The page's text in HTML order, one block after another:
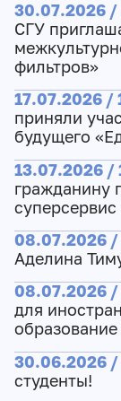
30.07.2026 /
СГУ
фильтров»
17.07.2026 /
приняли
будущего
13.07.2026 /
гражданину
08.07.2026 /
Аделина
08.07.2026 /
для
30.06.2026 /
студенты!